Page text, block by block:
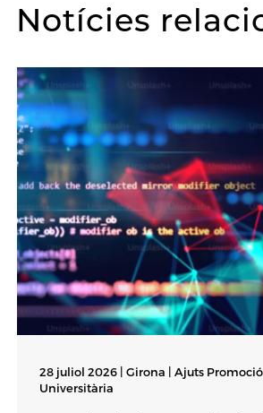
Notícies
28 juliol 2026 | Girona | Ajuts
Universitària